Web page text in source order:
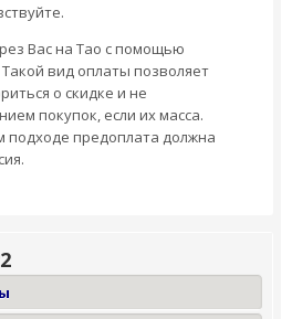
Вас на Tao с помощью
вид оплаты позволяет
о скидке и не
покупок, если их масса.
подходе предоплата должна